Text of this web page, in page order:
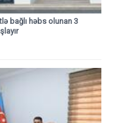
bağlı həbs olunan 3